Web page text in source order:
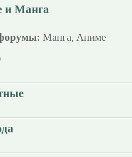
и Манга
Манга, Аниме